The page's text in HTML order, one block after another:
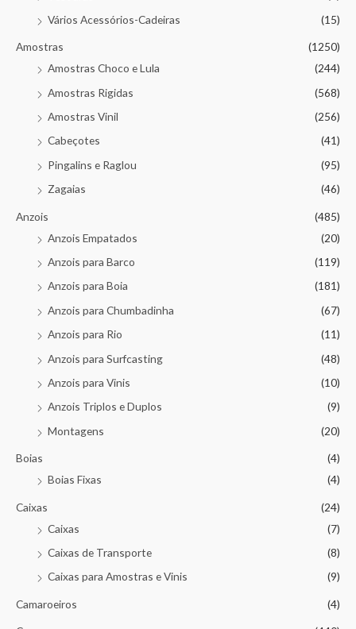
Vários Acessórios-Cadeiras
(15)
Amostras
(1250)
Amostras Choco e Lula
(244)
Amostras Rigidas
(568)
Amostras Vinil
(256)
Cabeçotes
(41)
Pingalins e Raglou
(95)
Zagaias
(46)
Anzois
(485)
Anzois Empatados
(20)
Anzois para Barco
(119)
Anzois para Boia
(181)
Anzois para Chumbadinha
(67)
Anzois para Rio
(11)
Anzois para Surfcasting
(48)
Anzois para Vinis
(10)
Anzois Triplos e Duplos
(9)
Montagens
(20)
Boias
(4)
Boias Fixas
(4)
Caixas
(24)
Caixas
(7)
Caixas de Transporte
(8)
Caixas para Amostras e Vinis
(9)
Camaroeiros (4)